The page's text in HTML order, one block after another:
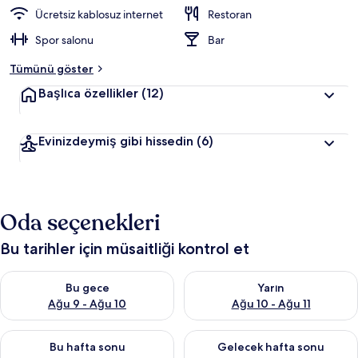
Ücretsiz kablosuz internet
Restoran
Spor salonu
Bar
Tümünü göster
Başlıca özellikler (12)
Evinizdeymiş gibi hissedin (6)
Oda seçenekleri
Bu tarihler için müsaitliği kontrol et
Bu gece
Ağu 9 - Ağu 10
Bu gece için müsaitliği kontrol et Ağu 9 - Ağu 10
Yarın
Ağu 10 - Ağu 11
Yarın için müsaitliği kontrol et
Bu hafta sonu
Bu hafta sonu için müsaitliği kontrol et Ağu 14 - Ağu 16
Gelecek hafta sonu
Önümüzdeki hafta sonu için